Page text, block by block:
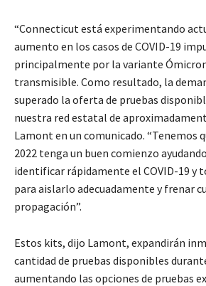
“Connecticut está experimentando
aumento en los casos de COVID-19
principalmente por la variante
transmisible. Como resultado, la
superado la oferta de pruebas
nuestra red estatal de
Lamont en un comunicado. “Tenemos
2022 tenga un buen comienzo
identificar rápidamente el COVID-19 y
para aislarlo adecuadamente y frenar
propagación”.
Estos kits, dijo Lamont, expandirán
cantidad de pruebas disponibles
aumentando las opciones de pruebas